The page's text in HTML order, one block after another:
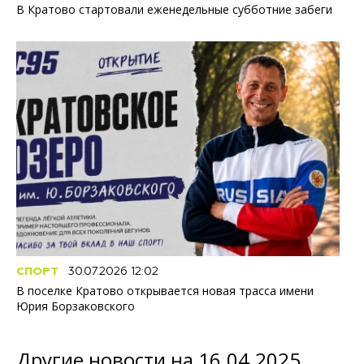
В Кратово стартовали еженедельные субботние забеги
СПОРТ 30.07.2026 12:02
В поселке Кратово открывается новая трасса имени
Юрия Борзаковского